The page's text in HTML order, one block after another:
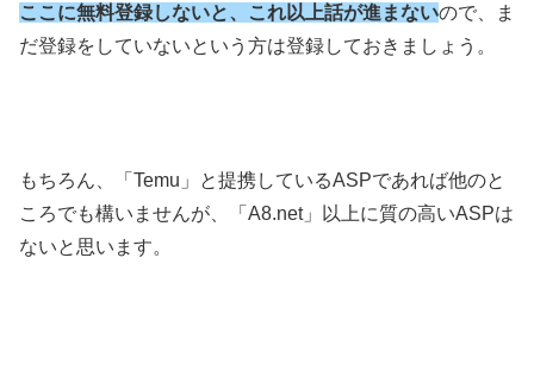
ここに無料登録しないと、これ以上話が進まないので、ま
だ登録をしていないという方は登録しておきましょう。
もちろん、「Temu」と提携しているASPであれば他のと
ころでも構いませんが、「A8.net」以上に質の高いASPは
ないと思います。